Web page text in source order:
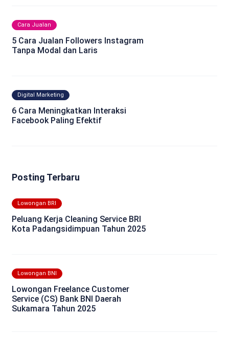
Cara Jualan
5 Cara Jualan Followers Instagram
Tanpa Modal dan Laris
Digital Marketing
6 Cara Meningkatkan Interaksi
Facebook Paling Efektif
Posting Terbaru
Lowongan BRI
Peluang Kerja Cleaning Service BRI
Kota Padangsidimpuan Tahun 2025
Lowongan BNI
Lowongan Freelance Customer
Service (CS) Bank BNI Daerah
Sukamara Tahun 2025